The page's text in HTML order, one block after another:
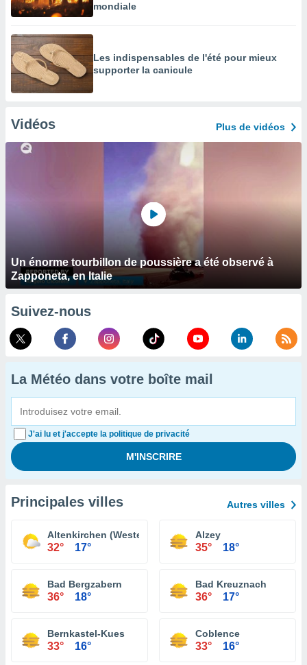
mondiale
Les indispensables de l'été pour mieux
supporter la canicule
Vidéos Plus de vidéos
Un énorme tourbillon de poussière a été observé à
Zapponeta, en Italie
Suivez-nous
La Météo dans votre boîte mail
J'ai lu et j'accepte la politique de privacité
Principales villes Autres villes
Altenkirchen (Westerwald)
32° 17°
Alzey
35° 18°
Bad Bergzabern
36° 18°
Bad Kreuznach
36° 17°
Bernkastel-Kues
33° 16°
Coblence
33° 16°